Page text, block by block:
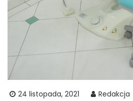
24 listopada, 2021
Redakcja